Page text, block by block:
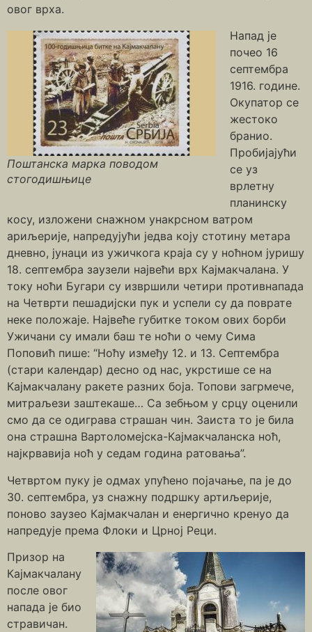
овог врха.
Поштанска марка поводом
стогодишњице
Напад је
почео 16
септембра
1916. године.
Окупатор се
жестоко
бранио.
Пробијајући
се уз
врлетну
планинску
косу, изложени снажном унакрсном ватром
ариљерије, напредујући једва коју стотину метара
дневно, јунаци из ужичкога краја су у ноћном јуришу
18. септембра заузели највећи врх Кајмакчалана. У
току ноћи Бугари су извршили четири противнапада
на Четврти пешадијски пук и успели су да поврате
неке положаје. Највеће губитке током ових борби
Ужичани су имали баш те ноћи о чему Сима
Поповић пише: “Ноћу између 12. и 13. Септембра
(стари календар) десно од нас, укрстише се на
Кајмакчалану ракете разних боја. Топови загрмече,
митраљези заштекаше… Са зебњом у срцу оценили
смо да се одиграва страшан чин. Заиста то је била
она страшна Вартоломејска-Кајмакчаланска ноћ,
најкрвавија ноћ у седам година ратовања”.
Четвртом пуку је одмах упућено појачање, па је до
30. септембра, уз снажну подршку артиљерије,
поново заузео Кајмакчалан и енергично кренуо да
напредује према Флоки и Црној Реци.
Призор на
Кајмакчалану
после овог
напада је био
стравичан.